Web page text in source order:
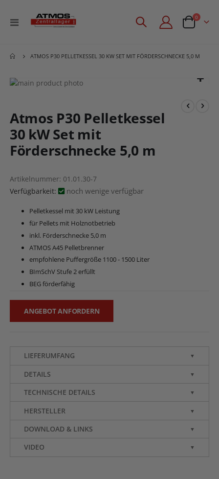
Navigation
0 Artikel
ATMOS P30 PELLETKESSEL 30 KW SET MIT FÖRDERSCHNECKE 5,0 M
Zum
Bildgalerie
springen
der
Bildgalerie
springen
Atmos P30 Pelletkessel
30 kW Set mit
Förderschnecke 5,0 m
Artikelnummer 01.01.30-7
Verfügbarkeit:
noch wenige verfügbar
Pelletkessel mit 30 kW Leistung
für Pellets mit Holznotbetrieb
inkl. Förderschnecke 5,0 m
ATMOS A45 Pelletbrenner
empfohlene Puffergröße 1100 - 1500 Liter
BImSchV Stufe 2 erfüllt
BEG förderfähig
ANGEBOT ANFORDERN
LIEFERUMFANG ▼
DETAILS ▼
TECHNISCHE DETAILS ▼
HERSTELLER ▼
DOWNLOAD & LINKS ▼
VIDEO ▼